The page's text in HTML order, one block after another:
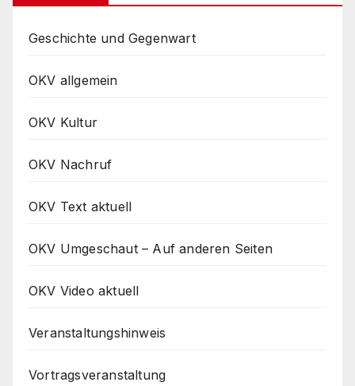
Geschichte und Gegenwart
OKV allgemein
OKV Kultur
OKV Nachruf
OKV Text aktuell
OKV Umgeschaut – Auf anderen Seiten
OKV Video aktuell
Veranstaltungshinweis
Vortragsveranstaltung